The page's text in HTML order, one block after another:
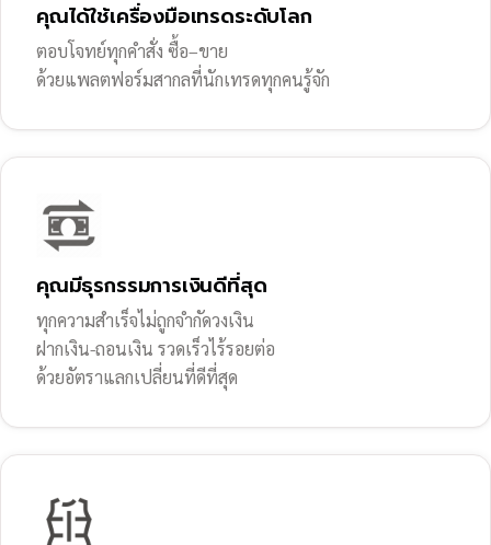
คุณได้ใช้เครื่องมือเทรดระดับโลก
ตอบโจทย์ทุกคำสั่ง ซื้อ–ขาย
ด้วยแพลตฟอร์มสากลที่นักเทรดทุกคนรู้จัก
คุณมีธุรกรรมการเงินดีที่สุด
ทุกความสำเร็จไม่ถูกจำกัดวงเงิน
ฝากเงิน-ถอนเงิน รวดเร็วไร้รอยต่อ
ด้วยอัตราแลกเปลี่ยนที่ดีที่สุด